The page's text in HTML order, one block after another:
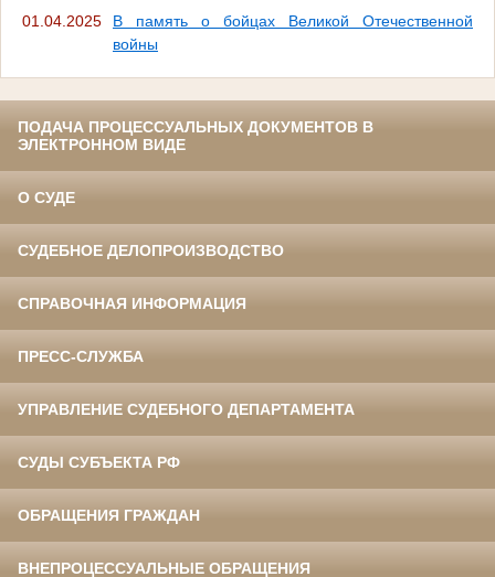
01.04.2025
В память о бойцах Великой Отечественной
войны
ПОДАЧА ПРОЦЕССУАЛЬНЫХ ДОКУМЕНТОВ В
ЭЛЕКТРОННОМ ВИДЕ
О СУДЕ
СУДЕБНОЕ ДЕЛОПРОИЗВОДСТВО
СПРАВОЧНАЯ ИНФОРМАЦИЯ
ПРЕСС-СЛУЖБА
УПРАВЛЕНИЕ СУДЕБНОГО ДЕПАРТАМЕНТА
СУДЫ СУБЪЕКТА РФ
ОБРАЩЕНИЯ ГРАЖДАН
ВНЕПРОЦЕССУАЛЬНЫЕ ОБРАЩЕНИЯ